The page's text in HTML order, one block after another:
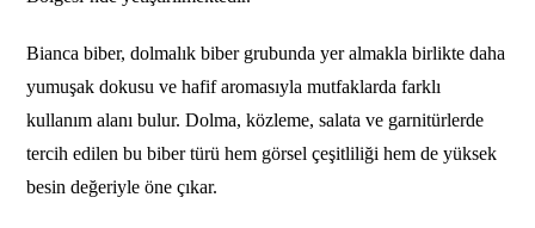
Bianca biber, dolmalık biber grubunda yer almakla birlikte daha
yumuşak dokusu ve hafif aromasıyla mutfaklarda farklı
kullanım alanı bulur. Dolma, közleme, salata ve garnitürlerde
tercih edilen bu biber türü hem görsel çeşitliliği hem de yüksek
besin değeriyle öne çıkar.